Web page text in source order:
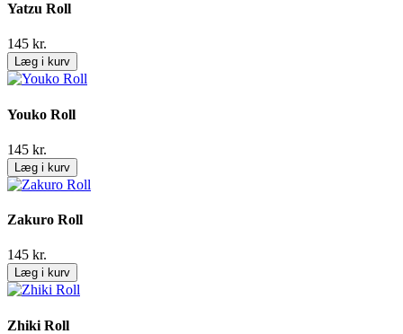
Yatzu Roll
145 kr.
Læg i kurv
Youko Roll
145 kr.
Læg i kurv
Zakuro Roll
145 kr.
Læg i kurv
Zhiki Roll